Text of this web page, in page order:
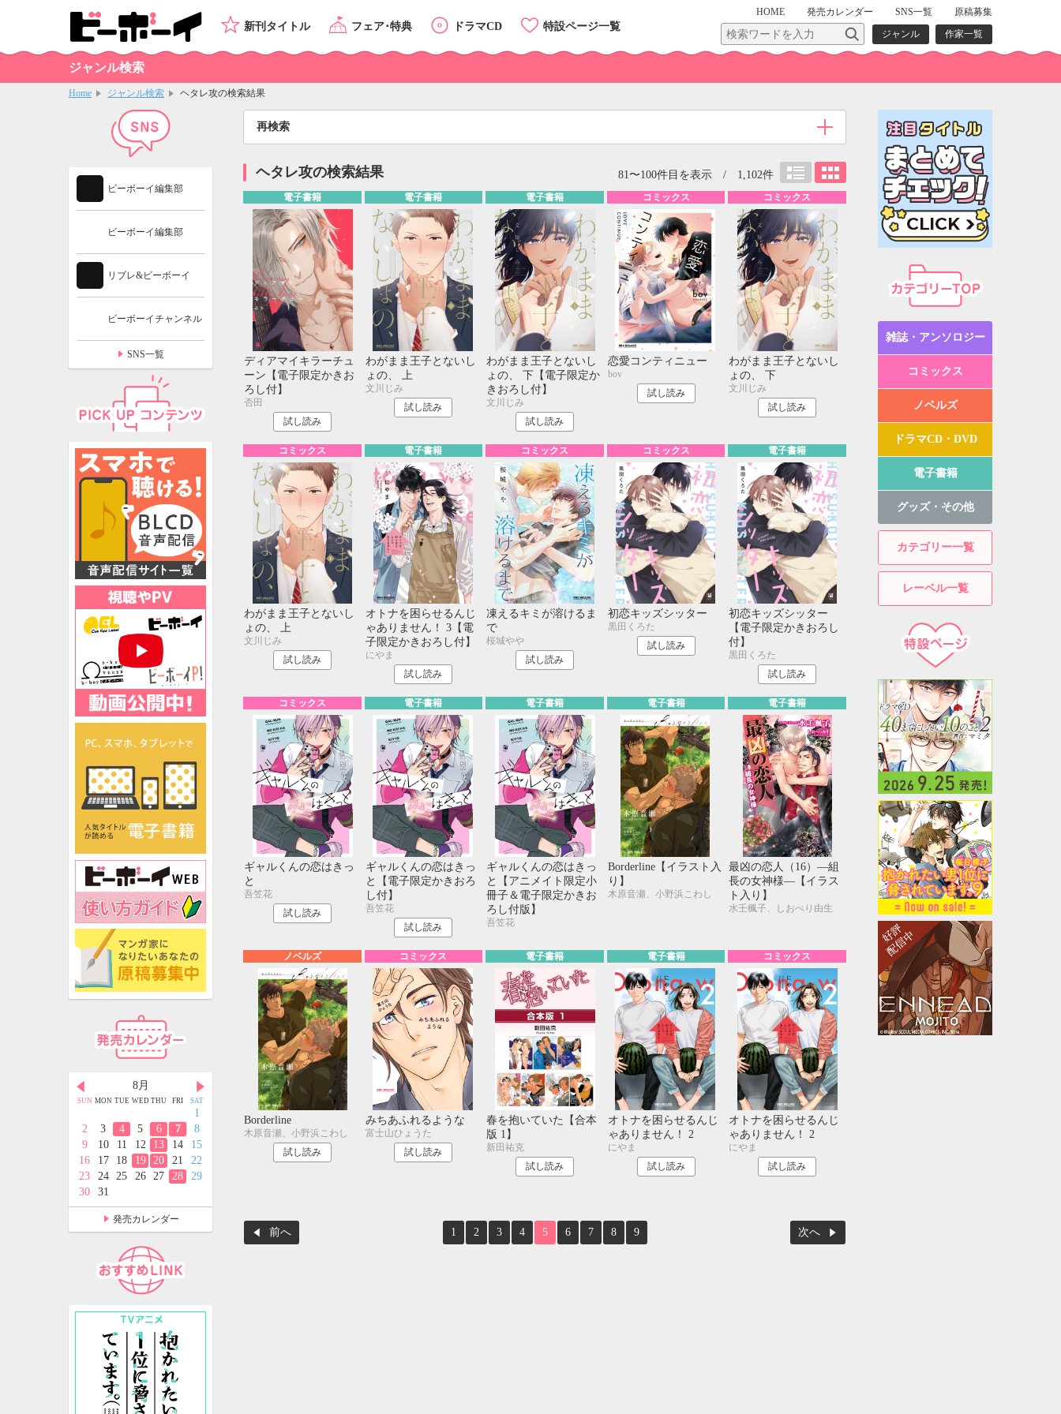
HOME 発売カレンダー SNS一覧
原稿募集
ジャンル
作家一覧
新刊タイトル フェア･特典 ドラマCD 特設ページ一覧
ジャンル検索
Home ジャンル検索 ヘタレ攻の検索結果
再検索
ヘタレ攻の検索結果 81〜100件目を表示 / 1,102件
電子書籍
ディアマイキラーチュ
ーン【電子限定かきお
ろし付】
否田
試し読み
電子書籍
わがまま王子とないし
ょの、 上
文川じみ
試し読み
電子書籍
わがまま王子とないし
ょの、 下【電子限定か
きおろし付】
文川じみ
試し読み
コミックス
恋愛コンティニュー
bov
試し読み
コミックス
わがまま王子とないし
ょの、 下
文川じみ
試し読み
コミックス
わがまま王子とないし
ょの、 上
文川じみ
試し読み
電子書籍
オトナを困らせるんじ
ゃありません！ 3【電
子限定かきおろし付】
にやま
試し読み
コミックス
凍えるキミが溶けるま
で
桜城やや
試し読み
コミックス
初恋キッズシッター
黒田くろた
試し読み
電子書籍
初恋キッズシッター
【電子限定かきおろし
付】
黒田くろた
試し読み
コミックス
ギャルくんの恋はきっ
と
吾笠花
試し読み
電子書籍
ギャルくんの恋はきっ
と【電子限定かきおろ
し付】
吾笠花
試し読み
電子書籍
ギャルくんの恋はきっ
と【アニメイト限定小
冊子＆電子限定かきお
ろし付版】
吾笠花
電子書籍
Borderline【イラスト入
り】
木原音瀬、小野浜こわし
電子書籍
最凶の恋人（16）―組
長の女神様―【イラス
ト入り】
水壬楓子、しおべり由生
ノベルズ
Borderline
木原音瀬、小野浜こわし
試し読み
コミックス
みちあふれるような
富士山ひょうた
試し読み
電子書籍
春を抱いていた【合本
版 1】
新田祐克
試し読み
電子書籍
オトナを困らせるんじ
ゃありません！ 2
にやま
試し読み
コミックス
オトナを困らせるんじ
ゃありません！ 2
にやま
試し読み
前へ 1 2 3 4 5 6 7 8 9 次へ
カテゴリーTOP
雑誌・アンソロジー
コミックス
ノベルズ
ドラマCD・DVD
電子書籍
グッズ・その他
カテゴリー一覧
レーベル一覧
特設ページ
ビーボーイ編集部
ビーボーイ編集部
リブレ&ビーボーイ
ビーボーイチャンネル
SNS一覧
8月
SUN MON TUE WED THU FRI SAT
1
2
3 4 5 6 7
8
9
10 11 12 13 14
15
16
17 18 19 20 21
22
23
24 25 26 27 28
29
30
31
9月
TUE WED SAT
1 2 3 4
5
7 8 10 11
12
16 17 18
23 24 25
10月
MON TUE WED FRI
1 2
4
5 6 7 8 9
10
12 13 14 15
17
19 20 21 22
発売カレンダー